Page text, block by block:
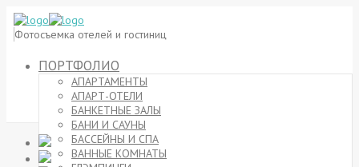
Фотосъемка отелей и гостиниц
ПОРТФОЛИО
АПАРТАМЕНТЫ
АПАРТ-ОТЕЛИ
БАНКЕТНЫЕ ЗАЛЫ
БАНИ И САУНЫ
БАССЕЙНЫ И СПА
ВАННЫЕ КОМНАТЫ